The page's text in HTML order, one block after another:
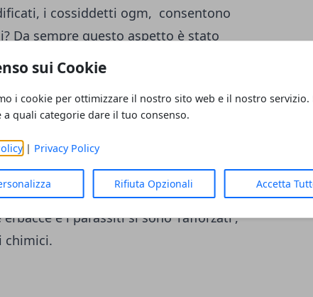
sui Cookie
i cookie per ottimizzare il nostro sito web e il nostro servizio.
a quali categorie dare il tuo consenso.
| Privacy Policy
Rifiuta Opzionali Accetta
i cossiddetti ogm, consentono
Da sempre questo aspetto è stato
di ogm, ma secondo recenti studi
per questo tipo di colture. Le
sementi modificate ottenute grazie alle
La maggior parte delle colture ogm
agli erbicidi, usati per ridurre le
avuto infatti uno sviluppo complesso
l'uso di erbicidi e insetticidi è
e i parassiti si sono 'rafforzati',
chimici.